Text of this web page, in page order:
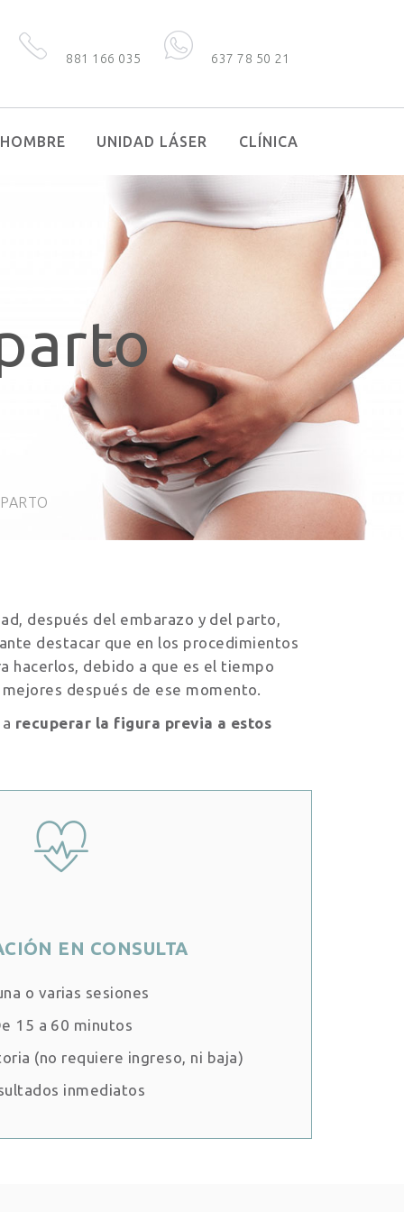
881 166 035 637 78 50 21
HOMBRE UNIDAD LÁSER CLÍNICA
después del embarazo y del parto,
destacar que en los procedimientos
hacerlos, debido a que es el tiempo
después de ese momento.
recuperar la figura previa a estos
EN CONSULTA
o varias sesiones
15 a 60 minutos
(no requiere ingreso, ni baja)
inmediatos